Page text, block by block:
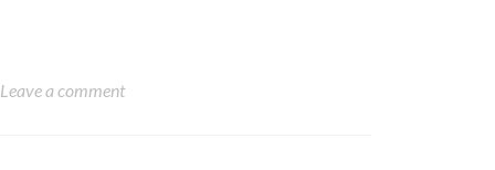
Leave a comment